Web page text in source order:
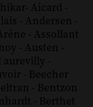
- Aicard -
- Andersen -
- Assollant
- Austen -
aurevilly -
- Beecher
- Bentzon
- Berthet